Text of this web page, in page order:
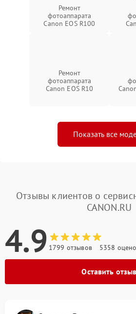
Ремонт
фотоаппарата
Canon EOS R100
Ремонт
фотоаппарата
Canon EOS R10
Показать все
Отзывы клиентов о
CANON.RU
4.9 1799 отзывов 5358
Оставить отзыв